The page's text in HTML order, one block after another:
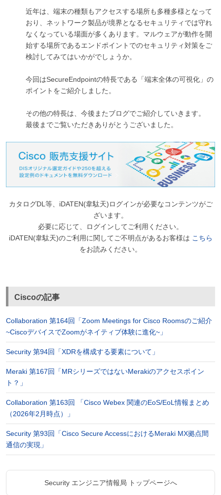
近年は、端末の種類もアクセスする場所も多種多様となって
おり、ネットワーク製品が境界となるセキュリティでは守れ
なくなっている場面が多くあります。マルウェアが動作を開
始する場所であるエンドポイントでのセキュリティ対策をご
検討してみてはいかがでしょうか。
今回はSecureEndpointの特長である「端末全体の可視化」の
ポイントをご紹介しました。
その他の特長は、今後またブログでご紹介していきます。
最後までご覧いただきありがとうございました。
カタログDL等、iDATEN(韋駄天)ログインが必要なコンテンツがご
ざいます。
必要に応じて、ログインしてご利用ください。
iDATEN(韋駄天)のご利用に関してご不明点があるお客様は こちら
をお読みください。
Ciscoの記事
Collaboration 第164回「Zoom Meetings for Cisco Roomsのご紹介
~CiscoデバイスでZoomがネイティブ体験に進化~」
Security 第94回「XDRを構成する要素について」
Meraki 第167回「MRシリーズではないMerakiのアクセスポイン
ト？」
Collaboration 第163回 「Cisco Webex 関連のEoS/EoL情報まとめ
（2026年2月時点）」
Security 第93回「Cisco Secure AccessにおけるMeraki MX拠点間
通信の実現」
Security エンジニア情報局 トップページへ